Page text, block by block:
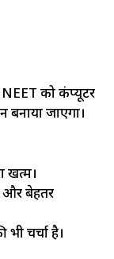
को कंप्यूटर
जाएगा।
खत्म।
और बेहतर
चर्चा है।